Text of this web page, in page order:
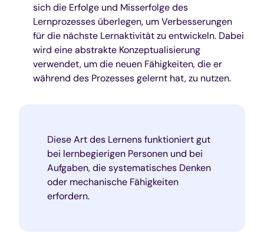
sich die Erfolge und Misserfolge des
Lernprozesses überlegen, um Verbesserungen
für die nächste Lernaktivität zu entwickeln. Dabei
wird eine abstrakte Konzeptualisierung
verwendet, um die neuen Fähigkeiten, die er
während des Prozesses gelernt hat, zu nutzen.
Diese Art des Lernens funktioniert gut
bei lernbegierigen Personen und bei
Aufgaben, die systematisches Denken
oder mechanische Fähigkeiten
erfordern.